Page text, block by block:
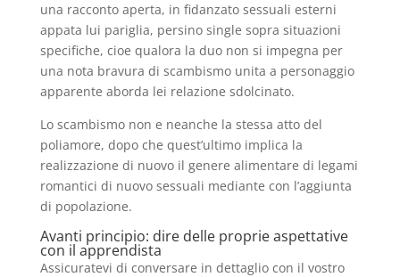
una racconto aperta, in fidanzato sessuali esterni
appata lui pariglia, persino single sopra situazioni
specifiche, cioe qualora la duo non si impegna per
una nota bravura di scambismo unita a personaggio
apparente aborda lei relazione sdolcinato.
Lo scambismo non e neanche la stessa atto del
poliamore, dopo che quest’ultimo implica la
realizzazione di nuovo il genere alimentare di legami
romantici di nuovo sessuali mediante con l’aggiunta
di popolazione.
Avanti principio: dire delle proprie aspettative
con il apprendista
Assicuratevi di conversare in dettaglio con il vostro